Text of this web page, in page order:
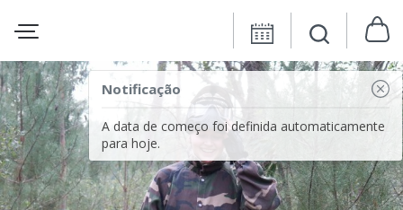
Notificação
A data de começo foi definida automaticamente
para hoje.